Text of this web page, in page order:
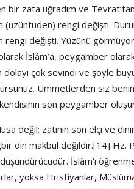
bir zata uğradım ve
(üzüntüden) rengi değişti.
rengi değişti. Yüzünü
İslâm’a, peygamber
çok sevindi ve şöyle
Ümmetlerden siz
son peygamber
değil; zatının son elçi ve
din makbul değildir.[14]
İslâm’ı
yoksa Hristiyanlar,